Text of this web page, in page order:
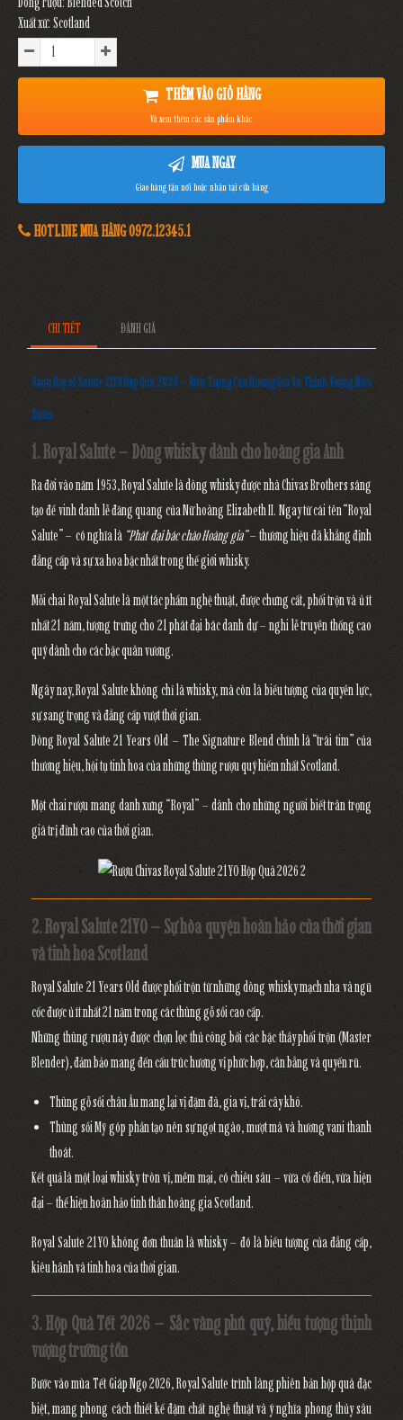
Xuất xứ: Scotland
THÊM VÀO GIỎ HÀNG
Và xem thêm các sản phẩm khác
MUA NGAY
Giao hàng tận nơi hoặc nhận tại cửa hàng
HOTLINE MUA HÀNG 0972.12345.1
CHI TIẾT ĐÁNH GIÁ
Rượu Royal Salute 21YO Hộp Quà 2026 – Biểu Tượng Của Hoàng Gia Và Thịnh Vượng Mùa
Xuân
1. Royal Salute – Dòng whisky dành cho hoàng gia Anh
Ra đời vào năm 1953,Royal Salutelà dòng whisky được nhàChivas Brotherssáng
tạođể vinh danh lễ đăng quang của Nữ hoàng Elizabeth II. Ngay từ cái tên “Royal
Salute” – có nghĩa là “Phát đại bác chào Hoàng gia”– thương hiệu đã khẳng định
đẳng cấp và sự xa hoa bậc nhất trong thế giới whisky.
Mỗi chai Royal Salute là một tác phẩm nghệ thuật, được chưng cất, phối trộn và ủ ít
nhất21 năm, tượng trưng cho 21 phát đại bác danh dự– nghi lễ truyền thống cao
quý dành cho các bậc quân vương.
Ngày nay, Royal Salute không chỉ là whisky, mà còn là biểu tượng của quyền lực,
sự sang trọng và đẳng cấp vượt thời gian.
DòngRoyal Salute 21 Years Old – The Signature Blend chính là “trái tim” của
thương hiệu, hội tụ tinh hoa của những thùng rượu quý hiếm nhất Scotland.
Một chai rượu mang danh xưng “Royal” – dành cho những người biết trân trọng
giá trị đỉnh cao của thời gian.
2. Royal Salute 21YO – Sự hòa quyện hoàn hảo của thời gian
và tinh hoa Scotland
Royal Salute 21 Years Old được phối trộn từnhững dòng whisky mạch nha và ngũ
cốcđược ủít nhất 21 nămtrong các thùng gỗ sồi cao cấp.
Những thùng rượu này được chọn lọc thủ công bởi các bậc thầy phối trộn (Master
Blender), đảm bảo mang đếncấu trúc hương vị phức hợp, cân bằng và quyến rũ.
Thùng gỗ sồi châu Âumang lại vịđậm đà, gia vị, trái cây khô.
Thùng sồi Mỹgóp phần tạo nên sựngọt ngào, mượt mà và hương vani thanh
thoát.
Kết quả là một loại whisky tròn vị, mềm mại, có chiều sâu – vừa cổ điển, vừa hiện
đại –thể hiện hoàn hảo tinh thần hoàng gia Scotland.
Royal Salute 21YO không đơn thuần là whisky – đó là biểu tượng của đẳng cấp,
kiêu hãnh và tinh hoa của thời gian.
3. Hộp Quà Tết 2026 – Sắc vàng phú quý, biểu tượng thịnh
vượng trường tồn
Bước vào mùa Tết Giáp Ngọ 2026, Royal Salute trình làngphiên bản hộp quà đặc
biệt, mang phong cách thiết kế đậm chất nghệ thuật và ý nghĩa phong thủy sâu